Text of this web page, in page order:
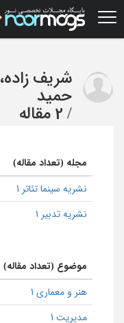
شریف زاده،
حمید
/ 2 مقاله
مجله (تعداد مقاله)
نشریه سینما تئاتر 1
نشریه تدبیر 1
موضوع (تعداد مقاله)
هنر و معماری 1
مدیریت 1